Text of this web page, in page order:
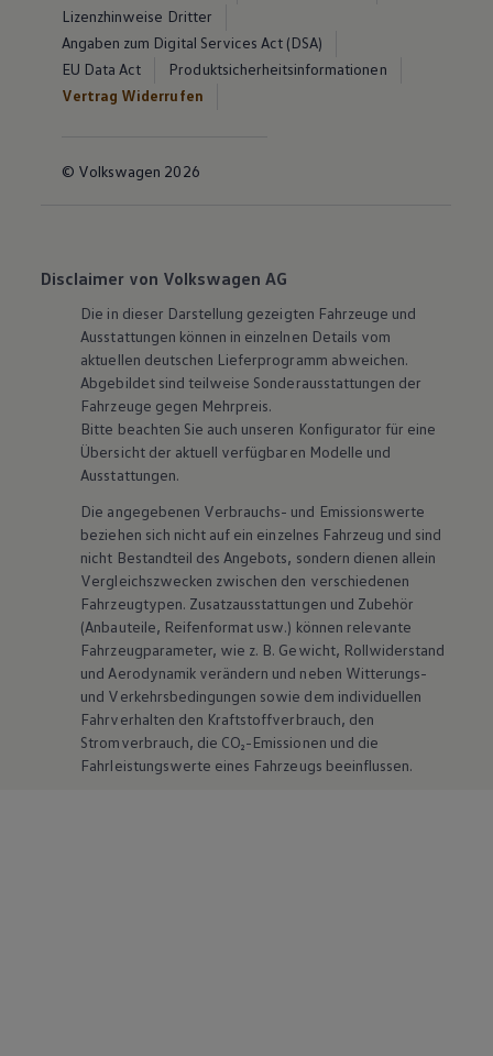
Lizenzhinweise Dritter
Angaben zum Digital Services Act (DSA)
EU Data Act
Produktsicherheitsinformationen
Vertrag Widerrufen
© Volkswagen 2026
Disclaimer von Volkswagen AG
Die in dieser Darstellung gezeigten Fahrzeuge und
Ausstattungen können in einzelnen Details vom
aktuellen deutschen Lieferprogramm abweichen.
Abgebildet sind teilweise Sonderausstattungen der
Fahrzeuge gegen Mehrpreis.
Bitte beachten Sie auch unseren Konfigurator für eine
Übersicht der aktuell verfügbaren Modelle und
Ausstattungen.
Die angegebenen Verbrauchs- und Emissionswerte
beziehen sich nicht auf ein einzelnes Fahrzeug und sind
nicht Bestandteil des Angebots, sondern dienen allein
Vergleichszwecken zwischen den verschiedenen
Fahrzeugtypen. Zusatzausstattungen und Zubehör
(Anbauteile, Reifenformat usw.) können relevante
Fahrzeugparameter, wie z. B. Gewicht, Rollwiderstand
und Aerodynamik verändern und neben Witterungs-
und Verkehrsbedingungen sowie dem individuellen
Fahrverhalten den Kraftstoffverbrauch, den
Stromverbrauch, die CO₂-Emissionen und die
Fahrleistungswerte eines Fahrzeugs beeinflussen.